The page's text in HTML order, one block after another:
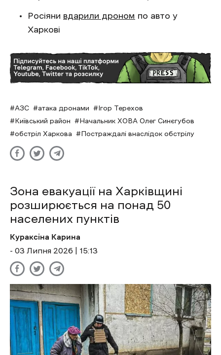
Росіяни вдарили дроном по авто у
Харкові
АЗС атака дронами
Ігор Терехов
Київський район
Начальник ХОВА Олег Синєгубов
обстріл Харкова
Постраждалі внаслідок обстрілу
Зона евакуації на Харківщині
розширюється на понад 50
населених пунктів
Кураксіна Карина
- 03 Липня 2026 | 15:13